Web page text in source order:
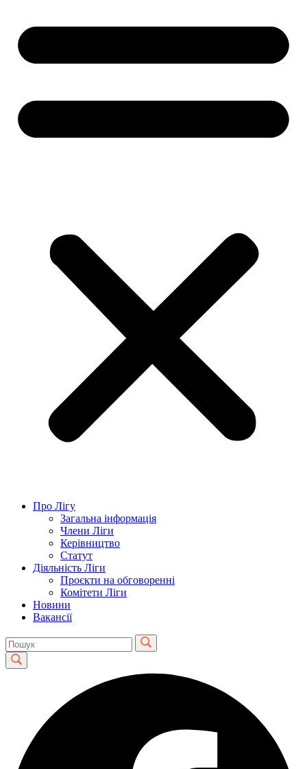
Про Лігу
Загальна інформація
Члени Ліги
Керівництво
Статут
Діяльність Ліги
Проєкти на обговоренні
Комітети Ліги
Новини
Вакансії